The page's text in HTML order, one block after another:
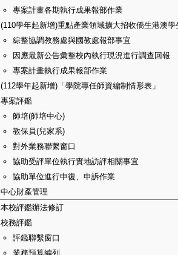
專案計畫各期執行成果報部作業
(110學年起新增)重點產業領域擴大招收僑生港澳
綜整協調教務處與國教處報部事宜
因應最新公告彙整校內執行現況進行調查回報
專案計畫執行成果報部作業
(112學年起新增)「學院專任師資編制情形表」
專案評鑑
師培(師培中心)
教保員(兒家系)
對外業務聯繫窗口
協助受評單位執行實地訪評相關事宜
協助單位進行申復、申訴作業
中心財產管理
本校評鑑辦法修訂
校務評鑑
評鑑聯繫窗口
業務預算編列